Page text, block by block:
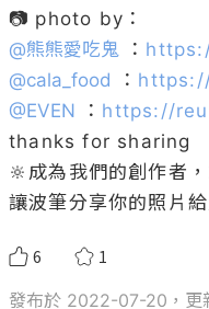
@熊熊愛吃鬼 ：
@cala_food ：
@EVEN ： https://
thanks for sharing
🔆成為我們的創作者
讓波筆分享你的照片
6 1
發布於 2022-07-20，